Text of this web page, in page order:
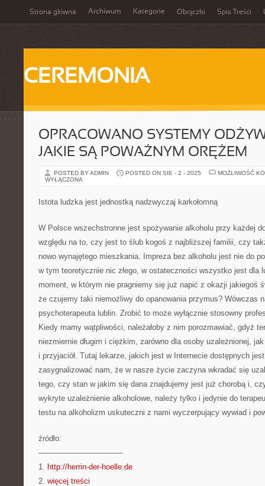
Strona główna Archiwum Kategorie Obrączki Spis Treści
CEREMONIA
OPRACOWANO SYSTEMY
JAKIE SĄ POWAŻNYM ORĘŻEM
POSTED BY ADMIN POSTED ON SIE - 2 - 2025
MOŻLIWOŚĆ
WYŁĄCZONA
Istota ludzka jest jednostką nadzwyczaj karkołomną
W Polsce wszechstronne jest spożywanie alkoholu przy każdej
względu na to, czy jest to ślub kogoś z najbliższej familii, czy
nowo wynajętego mieszkania. Impreza bez alkoholu jest nie do
w tym teoretycznie nic złego, w ostateczności wszystko jest dla
moment, w którym nie pragniemy się już napić z okazji jakiegoś
że czujemy taki niemożliwy do opanowania przymus? Wówczas
psychoterapeuta lublin. Zrobić to może wyłącznie stosowny
Kiedy mamy wątpliwości, należałoby z nim porozmawiać, gdyż
niezmiernie długim i ciężkim, zarówno dla osoby uzależnionej,
i przyjaciół. Tutaj lekarze, jakich jest w Internecie dostępnych
zasygnalizować nam, że w nasze życie zaczyna wkradać się
tego, czy stan w jakim się dana znajdujemy jest już chorobą i,
wykryte uzależnienie alkoholowe, należy tylko i jedynie do
testu na alkoholizm uskuteczni z nami wyczerpujący wywiad i
źródło:
———————————
1. http://herrin-der-hoelle.de
2. więcej treści